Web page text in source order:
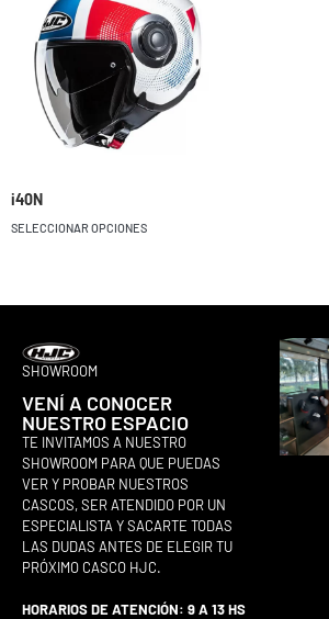
i40N
SELECCIONAR OPCIONES
SHOWROOM
VENÍ A CONOCER
NUESTRO ESPACIO
TE INVITAMOS A NUESTRO
SHOWROOM PARA QUE PUEDAS
VER Y PROBAR NUESTROS
CASCOS, SER ATENDIDO POR UN
ESPECIALISTA Y SACARTE TODAS
LAS DUDAS ANTES DE ELEGIR TU
PRÓXIMO CASCO HJC.
HORARIOS DE ATENCIÓN: 9 A 13 HS